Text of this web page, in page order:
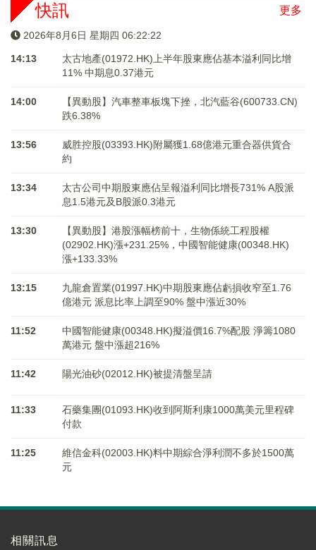
更多
快訊
2026年8月6日 星期四 06:22:23
14:13
太古地產(01972.HK)上半年股東應佔基本溢利同比增
11% 中期息0.37港元
14:00
【異動股】汽車整車板塊下挫，北汽藍谷(600733.CN)
跌6.38%
13:56
威胜控股(03393.HK)附屬獲1.68億港元重合器供貨合
約
13:34
太古公司中期股東應佔呈報溢利同比增長731% A股派
息1.5港元及B股派0.3港元
13:30
【異動股】港股漲幅榜前十，生物係統工程股權
(02902.HK)漲+231.25%，中國智能健康(00348.HK)
漲+133.33%
13:15
九龍倉置業(01997.HK)中期股東應佔虧損收窄至1.76
億港元 派息比率上調至90% 盤中漲近30%
11:52
中國智能健康(00348.HK)擬溢價16.7%配股 淨籌1080
萬港元 ​​​​​​​盤中漲超216%
11:42 陽光油砂(02012.HK)被提清盤呈請
11:33
石藥集團(01093.HK)收到阿斯利康1000萬美元里程碑
付款
11:25
維信金科(02003.HK)料中期綜合淨利潤不多於1500萬
元
相關訊息